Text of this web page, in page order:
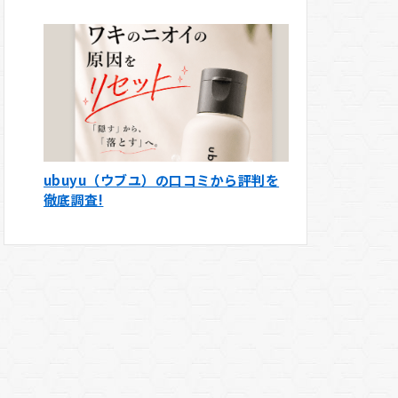
ubuyu（ウブユ）の口コミから評判を
徹底調査!